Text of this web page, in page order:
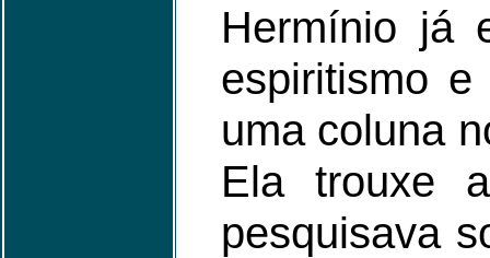
Hermínio já
espiritismo
uma coluna
Ela trouxe
pesquisava